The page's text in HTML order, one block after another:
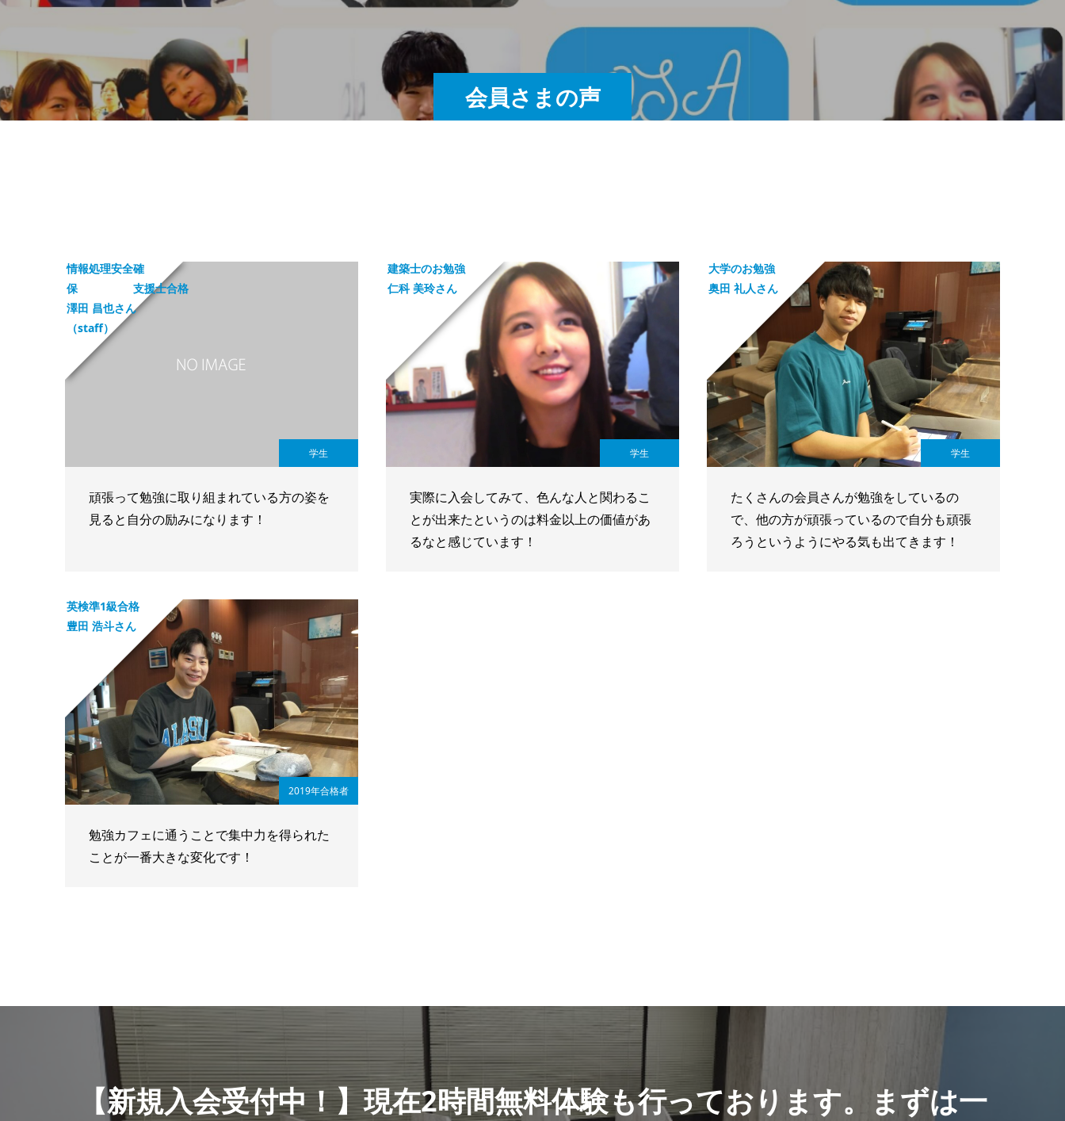
会員さまの声
情報処理安全確
保 支援士合格
澤田 昌也さん
（staff）
学生
頑張って勉強に取り組まれている方の姿を
見ると自分の励みになります！
建築士のお勉強
仁科 美玲さん
学生
実際に入会してみて、色んな人と関わるこ
とが出来たというのは料金以上の価値があ
るなと感じています！
大学のお勉強
奥田 礼人さん
学生
たくさんの会員さんが勉強をしているの
で、他の方が頑張っているので自分も頑張
ろうというようにやる気も出てきます！
英検準1級合格
豊田 浩斗さん
2019年合格者
勉強カフェに通うことで集中力を得られた
ことが一番大きな変化です！
【新規入会受付中！】現在2時間無料体験も行っております。まずは一